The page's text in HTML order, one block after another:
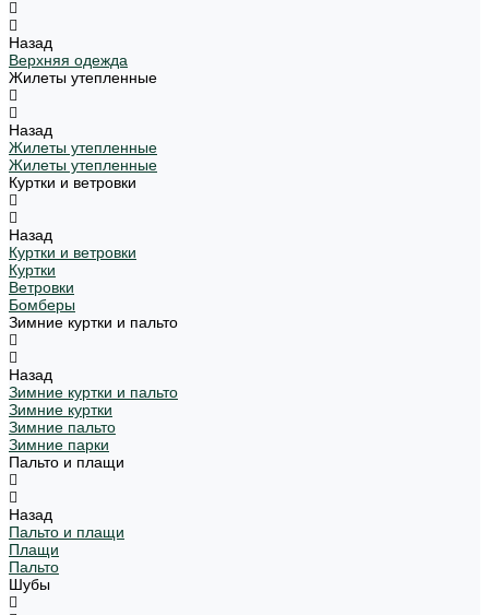
Назад
Верхняя одежда
Жилеты утепленные
Назад
Жилеты утепленные
Жилеты утепленные
Куртки и ветровки
Назад
Куртки и ветровки
Куртки
Ветровки
Бомберы
Зимние куртки и пальто
Назад
Зимние куртки и пальто
Зимние куртки
Зимние пальто
Зимние парки
Пальто и плащи
Назад
Пальто и плащи
Плащи
Пальто
Шубы